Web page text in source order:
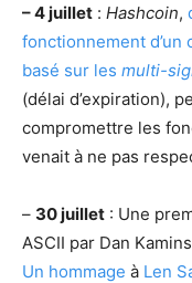
– 4 juillet : Hashcoin,
fonctionnement
basé sur les multi-
(délai d’expiration),
compromettre les
venait à ne pas
– 30 juillet : Une
ASCII par Dan
Un hommage à Len